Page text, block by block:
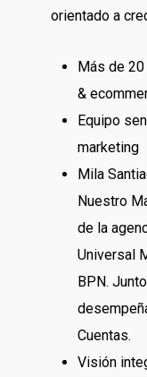
orientado a
Más de
&
Equipo
marketing
Mila
Nuestro
de la
Universal
BPN.
Cuentas.
Visión